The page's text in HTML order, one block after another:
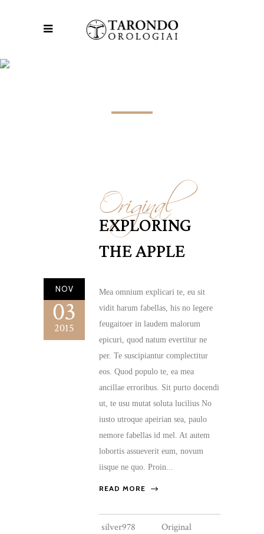
Original
EXPLORING
THE APPLE
NOV
03
2015
Mea omnium explicari te, eu sit
vidit harum fabellas, his no legere
feugaitoer in laudem malorum
epicuri, quod natum evertitur ne
per. Te suscipiantur complectitur
eos. Quod populo te, ea mea
ancillae erroribus. Sit purto docendi
ut, te usu mutat soluta lucilius No
iusto utroque apeirian sea, paulo
nemore fabellas id mel. At autem
lobortis assueverit eum, novum
iisque ne quo. Proin...
READ MORE
silver978 Original